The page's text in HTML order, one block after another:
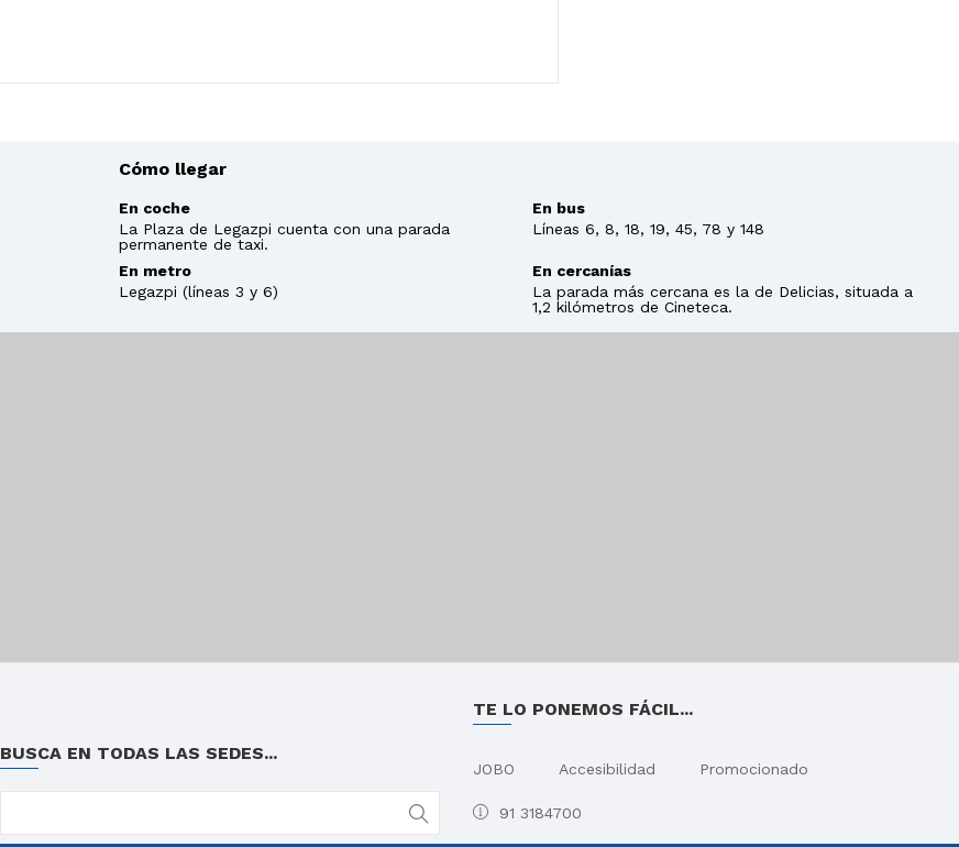
Cómo llegar
En coche
La Plaza de Legazpi cuenta con una parada
permanente de taxi.
En bus
Líneas 6, 8, 18, 19, 45, 78 y 148
En metro
Legazpi (líneas 3 y 6)
En cercanías
La parada más cercana es la de Delicias, situada a
1,2 kilómetros de Cineteca.
BUSCA EN TODAS LAS SEDES...
TE LO PONEMOS FÁCIL...
JOBO Accesibilidad Promocionado
91 3184700